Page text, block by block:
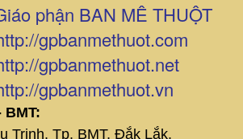
phận BAN MÊ THUỘT
gpbanmethuot.com
gpbanmethuot.net
gpbanmethuot.vn
BMT:
Trinh, Tp. BMT, Đắk Lắk.